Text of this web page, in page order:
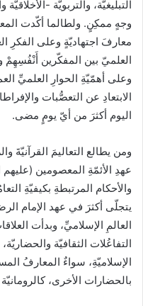
التبليغيّة، والتربويّة -
وجهٍ ممكِنٍ. ولطالما أكّدت
معارفَ اجتهاديّةٍ وعلى الفكرِ
العلميّ بين المفكّرين أَنْفُسِهِمْ
وعلى أهمّيّةِ الحوارِ العلميِّ
الابتعادِ عن التعصُّبات
اليوم أكثرَ من أيّ يومٍ مضى.
ومن يطالع التعاليمَ القرآنيّةَ
عهدِ الأئمّةِ المعصومين (عليهم
والأحكام المرتبطةِ بكيفيّةِ
يتجلّى أكثرَ في عهد الإمام
العالمِ الإسلاميِّ، وبدأت
التفاعُلات الثقافيّة
الإسلاميّةِ، سواءٌ المعارفُ
بالحضارات الأخرى، كالرومانيّة